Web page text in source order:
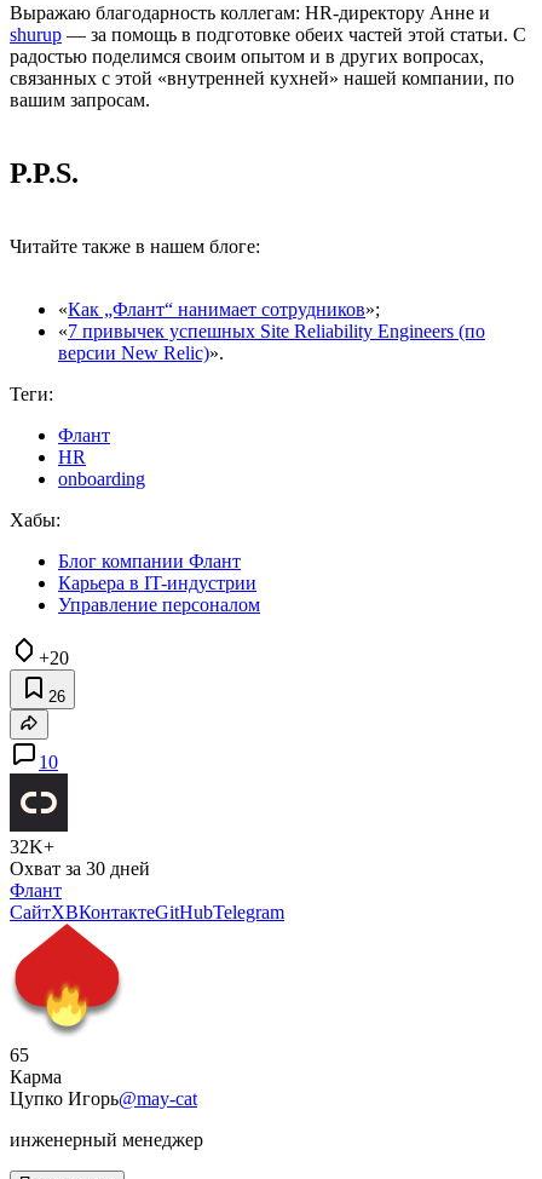
Выражаю благодарность коллегам: HR-директору Анне и
shurup — за помощь в подготовке обеих частей этой статьи. С
радостью поделимся своим опытом и в других вопросах,
связанных с этой «внутренней кухней» нашей компании, по
вашим запросам.
P.P.S.
Читайте также в нашем блоге:
«Как „Флант“ нанимает сотрудников»;
«7 привычек успешных Site Reliability Engineers (по
версии New Relic)».
Теги:
Флант
HR
onboarding
Хабы:
Блог компании Флант
Карьера в IT-индустрии
Управление персоналом
+20
26
10
32K+
Охват за 30 дней
Флант
СайтXВКонтактеGitHubTelegram
65
Карма
Цупко Игорь@may-cat
инженерный менеджер